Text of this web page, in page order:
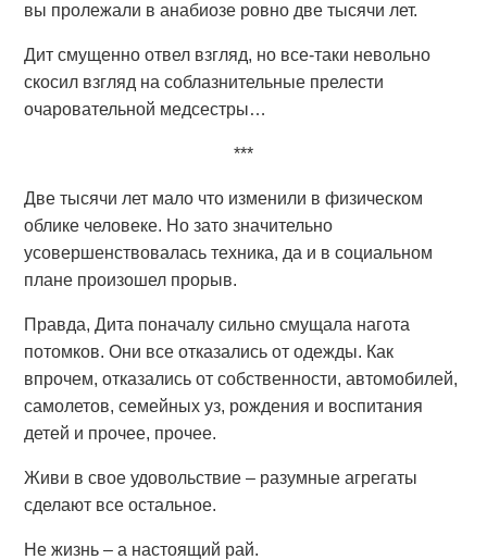
вы пролежали в анабиозе ровно две тысячи лет.
Дит смущенно отвел взгляд, но все-таки невольно
скосил взгляд на соблазнительные прелести
очаровательной медсестры…
***
Две тысячи лет мало что изменили в физическом
облике человеке. Но зато значительно
усовершенствовалась техника, да и в социальном
плане произошел прорыв.
Правда, Дита поначалу сильно смущала нагота
потомков. Они все отказались от одежды. Как
впрочем, отказались от собственности, автомобилей,
самолетов, семейных уз, рождения и воспитания
детей и прочее, прочее.
Живи в свое удовольствие – разумные агрегаты
сделают все остальное.
Не жизнь – а настоящий рай.